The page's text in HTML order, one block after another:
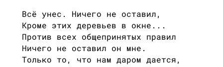
Всё унес. Ничего не оставил,
Кроме этих деревьев в окне...
Против всех общепринятых правил
Ничего не оставил он мне.
Только то, что нам даром дается,